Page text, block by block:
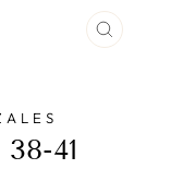
SPRING
41